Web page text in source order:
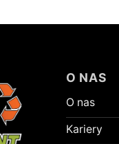
O NAS
O nas
Kariery